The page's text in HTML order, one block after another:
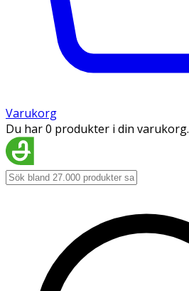
Varukorg
Du har 0 produkter i din varukorg.